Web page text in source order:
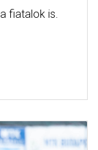
fiatalok is.